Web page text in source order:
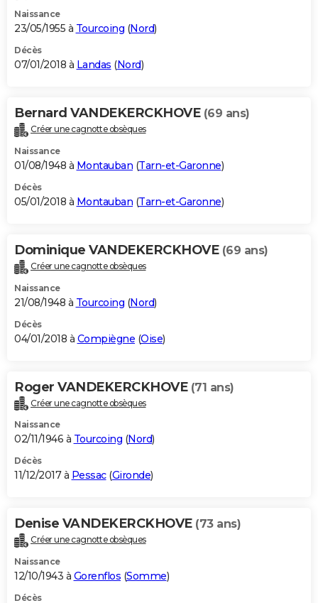
Naissance
23/05/1955 à Tourcoing (Nord)
Décès
07/01/2018 à Landas (Nord)
Bernard VANDEKERCKHOVE (69 ans)
Créer une cagnotte obsèques
Naissance
01/08/1948 à Montauban (Tarn-et-Garonne)
Décès
05/01/2018 à Montauban (Tarn-et-Garonne)
Dominique VANDEKERCKHOVE (69 ans)
Créer une cagnotte obsèques
Naissance
21/08/1948 à Tourcoing (Nord)
Décès
04/01/2018 à Compiègne (Oise)
Roger VANDEKERCKHOVE (71 ans)
Créer une cagnotte obsèques
Naissance
02/11/1946 à Tourcoing (Nord)
Décès
11/12/2017 à Pessac(Gironde)
Denise VANDEKERCKHOVE (73 ans)
Créer une cagnotte obsèques
Naissance
12/10/1943 à Gorenflos (Somme)
Décès